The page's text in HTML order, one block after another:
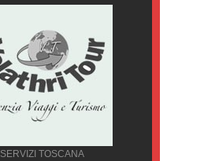
SERVIZI TOSCANA